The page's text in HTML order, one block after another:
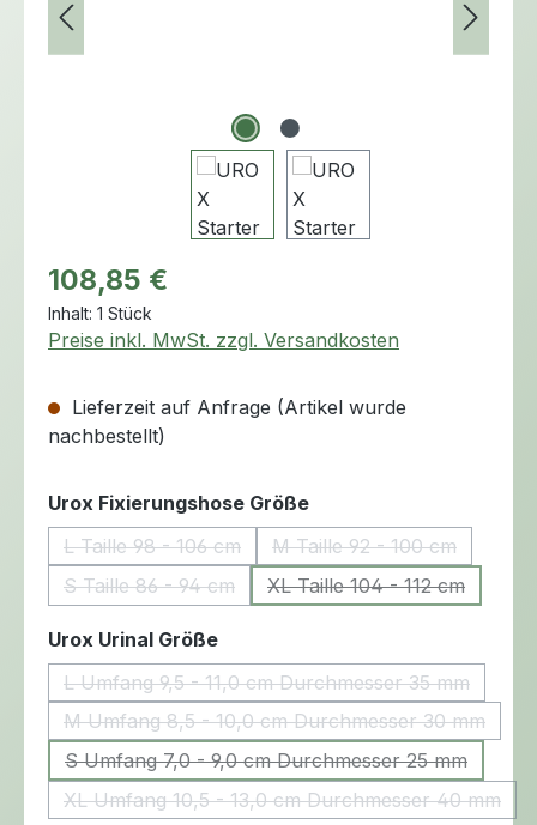
Regulärer Preis:
108,85 €
Inhalt: 1 Stück
Preise inkl. MwSt. zzgl. Versandkosten
Lieferzeit auf Anfrage (Artikel wurde
nachbestellt)
Urox Fixierungshose Größeauswählen
L Taille 98 - 106 cm
(Diese Option ist zurzeit nicht verfügbar.)
M Taille 92 - 100 cm
(Diese Option ist
S Taille 86 - 94 cm
(Diese Option ist zurzeit nicht verfügbar.)
XL Taille 104 - 112 cm
(Diese Option ist
Urox Urinal Größeauswählen
L Umfang 9,5 - 11,0 cm Durchmesser 35 mm
(Diese Option ist zurzeit nicht
M Umfang 8,5 - 10,0 cm Durchmesser 30 mm
(Diese Option ist zurzeit nicht
S Umfang 7,0 - 9,0 cm Durchmesser 25 mm
(Diese Option ist zurzeit nicht
XL Umfang 10,5 - 13,0 cm Durchmesser 40 mm
(Diese Option ist zurzeit nicht